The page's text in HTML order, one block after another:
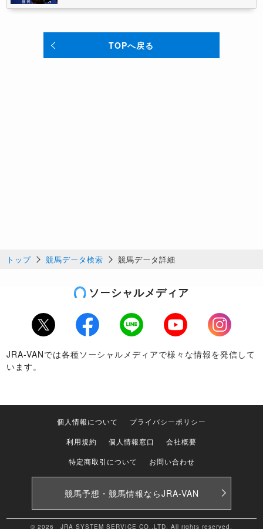
TOPへ戻る
トップ 競馬データ検索 競馬データ詳細
ソーシャルメディア
Twitter Facebook LINE Youtube
Instagram
JRA-VANでは各種ソーシャルメディアで様々な情報を発信して
います。
個人情報について
プライバシーポリシー
利用規約
個人情報窓口
会社概要
特定商取引について
お問い合わせ
競馬予想・競馬情報ならJRA-VAN
© 2026 JRA SYSTEM SERVICE CO.,LTD. All rights reserved.